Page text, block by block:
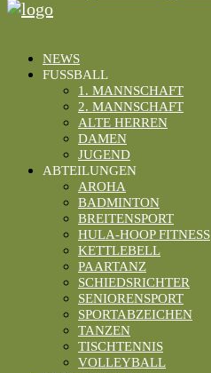
NEWS
FUSSBALL
1. MANNSCHAFT
2. MANNSCHAFT
ALTE HERREN
DAMEN
JUGEND
ABTEILUNGEN
AROHA
BADMINTON
BREITENSPORT
HULA-HOOP FITNESS
KETTLEBELL
PAARTANZ
SCHIEDSRICHTER
SENIORENSPORT
SPORTABZEICHEN
TANZEN
TISCHTENNIS
VOLLEYBALL